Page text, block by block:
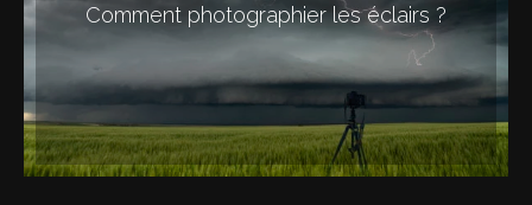
Comment photographier les éclairs ?